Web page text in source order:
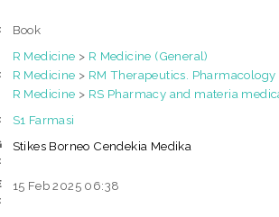
Book
R Medicine > R Medicine (General)
R Medicine > RM Therapeutics. Pharmacology
R Medicine > RS Pharmacy and materia
S1 Farmasi
Stikes Borneo Cendekia Medika
15 Feb 2025 06:38